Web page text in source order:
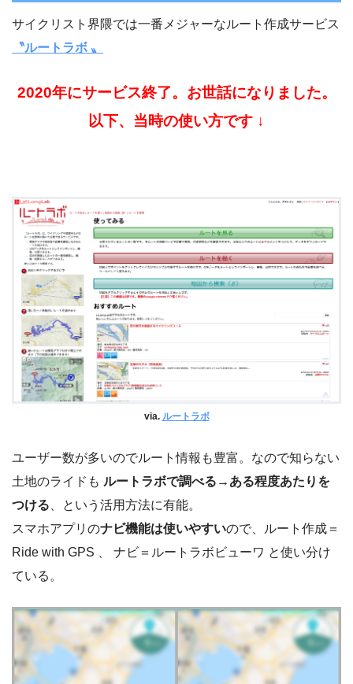
サイクリスト界隈では一番メジャーなルート作成サービス
〝ルートラボ 〟
2020年にサービス終了。お世話になりました。
以下、当時の使い方です ↓
via. ルートラボ
ユーザー数が多いのでルート情報も豊富。なので知らない
土地のライドも ルートラボで調べる→ある程度あたりを
つける、という活用方法に有能。
スマホアプリのナビ機能は使いやすいので、ルート作成＝
Ride with GPS 、 ナビ＝ルートラボビューワ と使い分け
ている。